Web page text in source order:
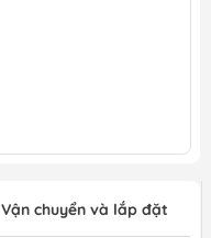
Vận chuyển và lắp đặt